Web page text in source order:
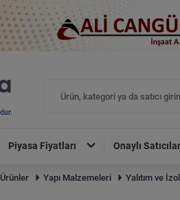
Piyasa Fiyatları Onaylı Satıcılar
Ürünler Yapı Malzemeleri Yalıtım ve